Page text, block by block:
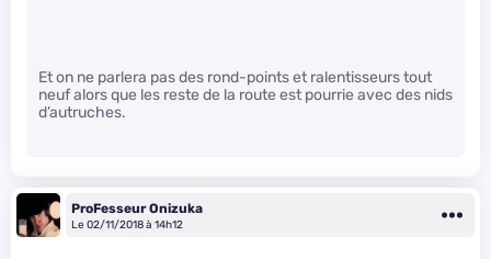
Et on ne parlera pas des rond-points et ralentisseurs tout
neuf alors que les reste de la route est pourrie avec des nids
d’autruches.
ProFesseur Onizuka
Le 02/11/2018 à 14h12